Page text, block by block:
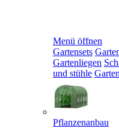
Menü öffnen
Gartensets
Gartenliegen
und stühle
Pflanzenanbau